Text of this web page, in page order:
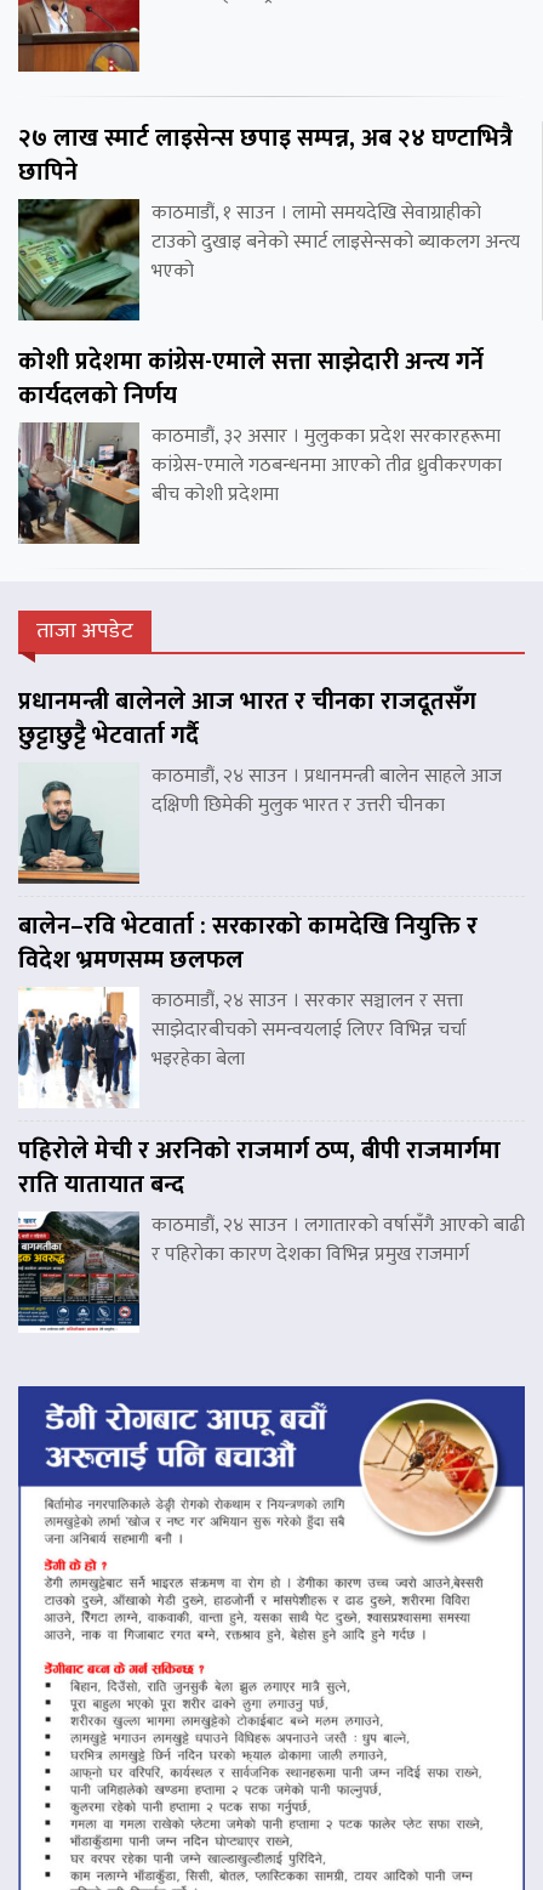
२७ लाख स्मार्ट लाइसेन्स छपाइ सम्पन्न, अब २४ घण्टाभित्रै
छापिने
काठमाडौं, १ साउन । लामो समयदेखि सेवाग्राहीको
टाउको दुखाइ बनेको स्मार्ट लाइसेन्सको ब्याकलग अन्त्य
भएको
कोशी प्रदेशमा कांग्रेस-एमाले सत्ता साझेदारी अन्त्य गर्ने
कार्यदलको निर्णय
काठमाडौं, ३२ असार । मुलुकका प्रदेश सरकारहरूमा
कांग्रेस-एमाले गठबन्धनमा आएको तीव्र ध्रुवीकरणका
बीच कोशी प्रदेशमा
ताजा अपडेट
प्रधानमन्त्री बालेनले आज भारत र चीनका राजदूतसँग
छुट्टाछुट्टै भेटवार्ता गर्दै
काठमाडौं, २४ साउन । प्रधानमन्त्री बालेन साहले आज
दक्षिणी छिमेकी मुलुक भारत र उत्तरी चीनका
बालेन–रवि भेटवार्ता : सरकारको कामदेखि नियुक्ति र
विदेश भ्रमणसम्म छलफल
काठमाडौं, २४ साउन । सरकार सञ्चालन र सत्ता
साझेदारबीचको समन्वयलाई लिएर विभिन्न चर्चा
भइरहेका बेला
पहिरोले मेची र अरनिको राजमार्ग ठप्प, बीपी राजमार्गमा
राति यातायात बन्द
काठमाडौं, २४ साउन । लगातारको वर्षासँगै आएको बाढी
र पहिरोका कारण देशका विभिन्न प्रमुख राजमार्ग